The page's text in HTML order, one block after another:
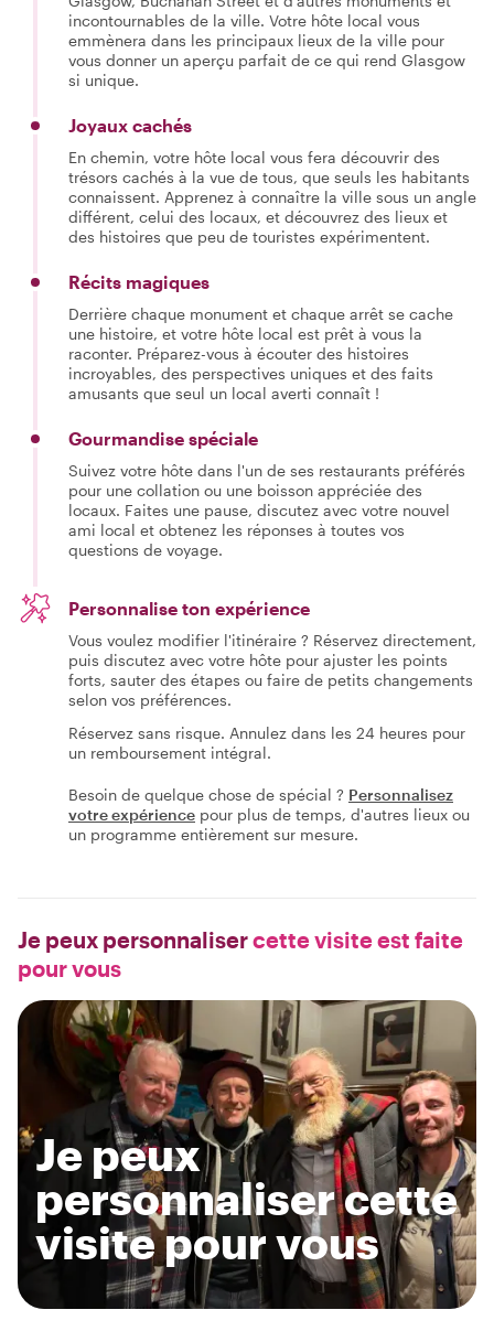
incontournables de la ville. Votre hôte local vous
emmènera dans les principaux lieux de la ville pour
vous donner un aperçu parfait de ce qui rend Glasgow
si unique.
Joyaux cachés
En chemin, votre hôte local vous fera découvrir des
trésors cachés à la vue de tous, que seuls les habitants
connaissent. Apprenez à connaître la ville sous un angle
différent, celui des locaux, et découvrez des lieux et
des histoires que peu de touristes expérimentent.
Récits magiques
Derrière chaque monument et chaque arrêt se cache
une histoire, et votre hôte local est prêt à vous la
raconter. Préparez-vous à écouter des histoires
incroyables, des perspectives uniques et des faits
amusants que seul un local averti connaît !
Gourmandise spéciale
Suivez votre hôte dans l'un de ses restaurants préférés
pour une collation ou une boisson appréciée des
locaux. Faites une pause, discutez avec votre nouvel
ami local et obtenez les réponses à toutes vos
questions de voyage.
Personnalise ton expérience
Vous voulez modifier l'itinéraire ? Réservez directement,
puis discutez avec votre hôte pour ajuster les points
forts, sauter des étapes ou faire de petits changements
selon vos préférences.
Réservez sans risque. Annulez dans les 24 heures pour
un remboursement intégral.
Besoin de quelque chose de spécial ? Personnalisez
votre expérience pour plus de temps, d'autres lieux ou
un programme entièrement sur mesure.
Je peux personnalisercette visite est faite
pour vous
Je peux
personnaliser cette
visite pour vous